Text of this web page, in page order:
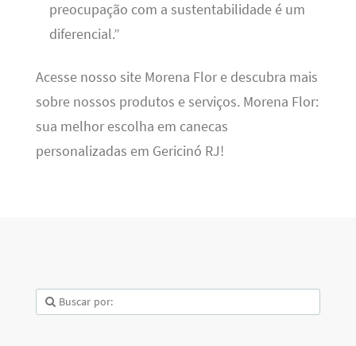
preocupação com a sustentabilidade é um
diferencial.”
Acesse nosso site Morena Flor e descubra mais
sobre nossos produtos e serviços. Morena Flor:
sua melhor escolha em canecas
personalizadas em Gericinó RJ!